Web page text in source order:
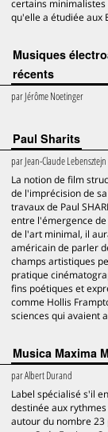
certains minimalistes
qu'elle a étudiée aux
Musiques
récents
parJérôme Noetinger
Paul Sharits
parJean-Claude Lebensztejn
La notion de film
de l'imprécision de
travaux de Paul
entre l'émergence
de l'art minimal, il
américain de parler
champs artistiques
pratique
fins poétiques et
comme Hollis
sciences qui avaient
Musica Maxima
parAlbert Durand
Label spécialisé s'il
destinée aux
autour du nombre 23